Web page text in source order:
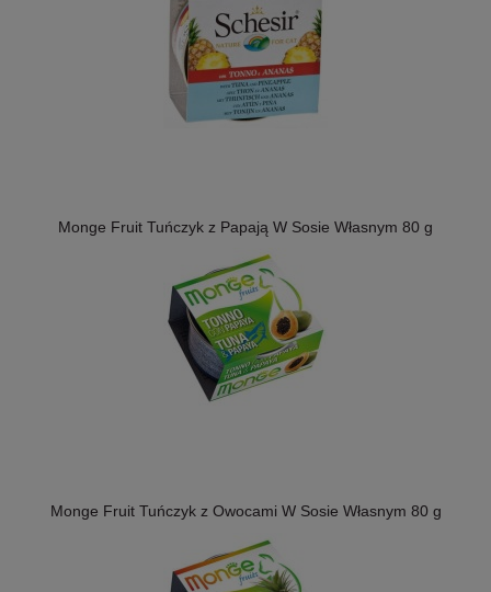
Monge Fruit Tuńczyk z Papają W Sosie Własnym 80 g
Monge Fruit Tuńczyk z Owocami W Sosie Własnym 80 g